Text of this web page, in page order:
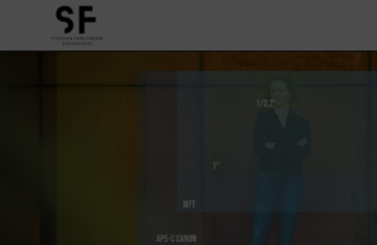
Inhalt